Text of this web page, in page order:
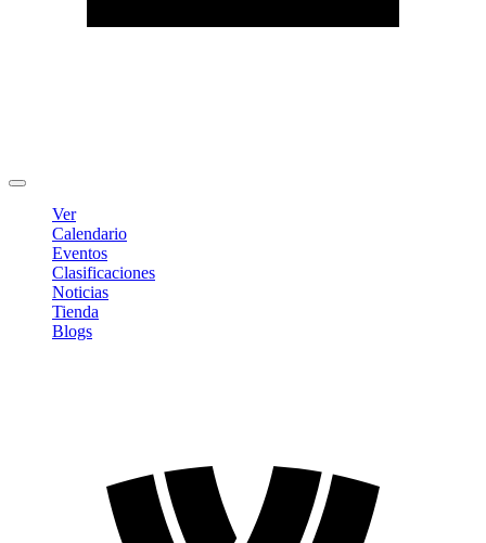
Ver
Calendario
Eventos
Clasificaciones
Noticias
Tienda
Blogs